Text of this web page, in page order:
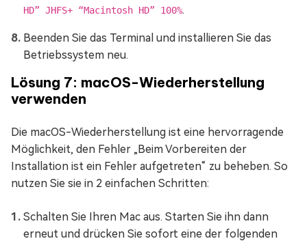
HD” JHFS+ “Macintosh HD” 100%.
Beenden Sie das Terminal und installieren Sie das
Betriebssystem neu.
Lösung 7: macOS-Wiederherstellung
verwenden
Die macOS-Wiederherstellung ist eine hervorragende
Möglichkeit, den Fehler „Beim Vorbereiten der
Installation ist ein Fehler aufgetreten“ zu beheben. So
nutzen Sie sie in 2 einfachen Schritten:
Schalten Sie Ihren Mac aus. Starten Sie ihn dann
erneut und drücken Sie sofort eine der folgenden